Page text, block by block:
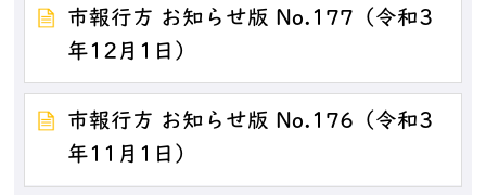
市報行方 お知らせ版 No.177（令和3
年12月1日）
市報行方 お知らせ版 No.176（令和3
年11月1日）